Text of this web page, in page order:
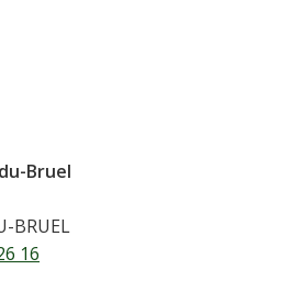
Bruel
BRUEL
16